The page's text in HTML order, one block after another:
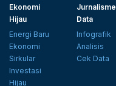
Ekonomi
Hijau
Energi Baru
Ekonomi
Sirkular
Investasi
Hijau
Jurnalisme
Data
Infografik
Analisis
Cek Data